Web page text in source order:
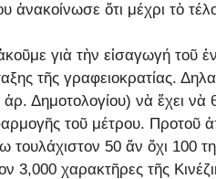
ὅτι μέχρι τὸ
γιὰ τὴν εἰσαγωγή τοῦ
τῆς γραφειοκρατίας.
Δημοτολογίου) νὰ ἔχει νὰ
τοῦ μέτρου.
50 ἄν ὄχι 100
3,000 χαρακτῆρες τῆς